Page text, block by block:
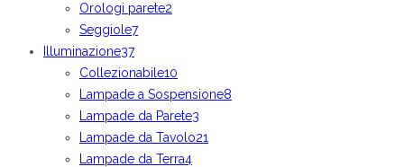
Orologi parete2
Seggiole7
Illuminazione37
Collezionabile10
Lampade a Sospensione8
Lampade da Parete3
Lampade da Tavolo21
Lampade da Terra4